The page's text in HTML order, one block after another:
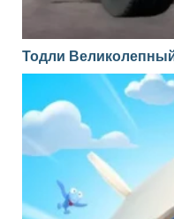
Тодли